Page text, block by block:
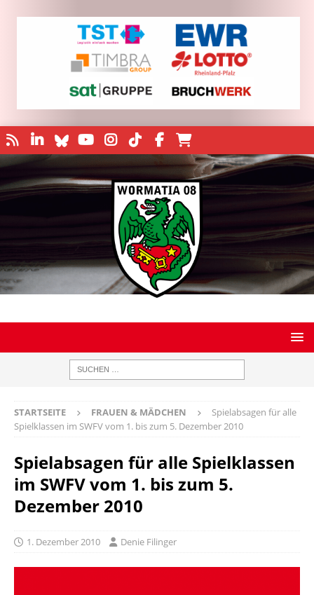
STARTSEITE FRAUEN & MÄDCHEN
Spielabsagen für alle
Spielklassen im SWFV vom 1. bis zum 5. Dezember 2010
Spielabsagen für alle Spielklassen
im SWFV vom 1. bis zum 5.
Dezember 2010
1. Dezember 2010 Denie Filinger